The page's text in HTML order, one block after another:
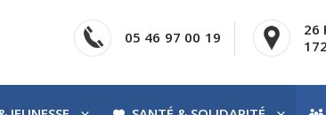
05 46 97 00 19
26